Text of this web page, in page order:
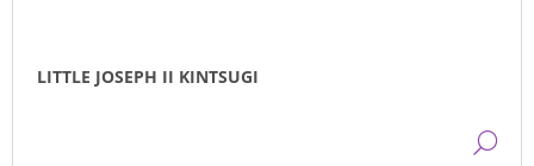
LITTLE JOSEPH II KINTSUGI